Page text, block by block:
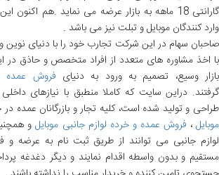
گارانتی 18 ماهه به بازار عرضه می نماید .هم
وارد کنندگان موبایل و تبلت نیز می باشد .
صاحبان سهام در این شرکت تجارب خود را با دنیای نوین
با اخذ مشاوره های متعدد از افراد متخصص و حاذق در
بازار وسیع، تصمیم به ورود به دنیای فروش عمده
گرفتند. دراین سایت که کاملا منطبق با نیازهای
طراحی و تولید شده است، کلیه تجار و بازرگانان عمده در
موبایل، فروش عمده و خرده لوازم جانبی موبایلو
لوازم جانبی می توانند از طریق ثبت نام به عرضه و
مستقیم و بدون واسطه اقدام نمایند و دیگر دغدغه